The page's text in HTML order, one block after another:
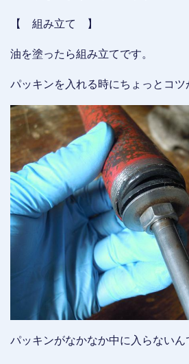
【 組み立て 】
油を塗ったら組み立てです。
パッキンを入れる時にちょっとコツ
パッキンがなかなか中に入らないん